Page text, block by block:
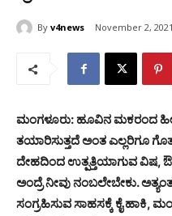
By v4news November 2, 2021
ಮಂಗಳೂರು: ಹೂವಿನ ಮಕರಂದ
ತಯಾರಿಸುತ್ತದೆ ಅಂತ ಎಲ್ಲರಿಗೂ
ದೇಹದಿಂದ ಉತ್ಪತ್ತಿಯಾಗುವ ವಿಷ,
ಅಂದ್ರೆ ನೀವು ನಂಬಲೇಬೇಕು.
ಸಂಗ್ರಹಿಸುವ ಸಾಹಸಕ್ಕೆ ಕೈ ಹಾಕಿ,